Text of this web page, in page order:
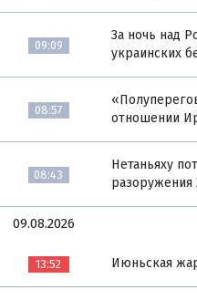
09:09
За ночь над
украинских
08:57
отношении
08:43
Нетаньяху
09.08.2026
13:52 Июньская